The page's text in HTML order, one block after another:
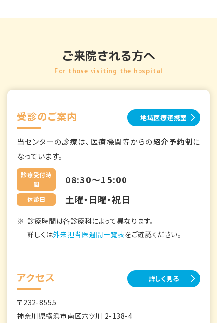
ご来院される方へ
For those visiting the hospital
受診のご案内 地域医療連携室
当センターの診療は、医療機関等からの紹介予約制に
なっています。
診療受付時
間
08:30～15:00
休診日 土曜・日曜・祝日
診療時間は各診療科によって異なります。
詳しくは外来担当医週間一覧表をご確認ください。
アクセス 詳しく見る
〒232-8555
神奈川県横浜市南区六ツ川 2-138-4